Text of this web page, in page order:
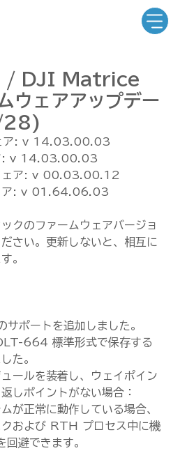
/ DJI Matrice
ウェアアップデー
28)
ア: v 14.03.00.03
: v 14.03.00.03
ェア: v 00.03.00.12
ア: v 01.64.06.03
クのファームウェアバージョ
さい。更新しないと、相互に
。
ポートを追加しました。
664 標準形式で保存する
た。
ールを装着し、ウェイポイン
しポイントがない場合：
が正常に動作している場合、
クおよび RTH プロセス中に機
避できます。